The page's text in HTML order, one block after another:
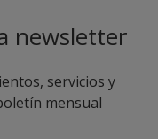
newsletter
servicios y
mensual